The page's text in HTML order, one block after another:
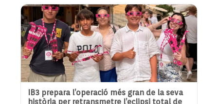
IB3 prepara l’operació més gran de la seva
història per retransmetre l’eclipsi total de